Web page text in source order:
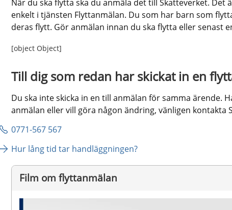
När du ska flytta ska du anmäla det till Skatteverket. Det
enkelt i tjänsten Flyttanmälan. Du som har barn som
deras flytt. Gör anmälan innan du ska flytta eller senast
[object Object]
Till dig som redan har skickat in en
Du ska inte skicka in en till anmälan för samma ärende.
anmälan eller vill göra någon ändring, vänligen kontakta
0771-567 567
Hur lång tid tar handläggningen?
Film om flyttanmälan